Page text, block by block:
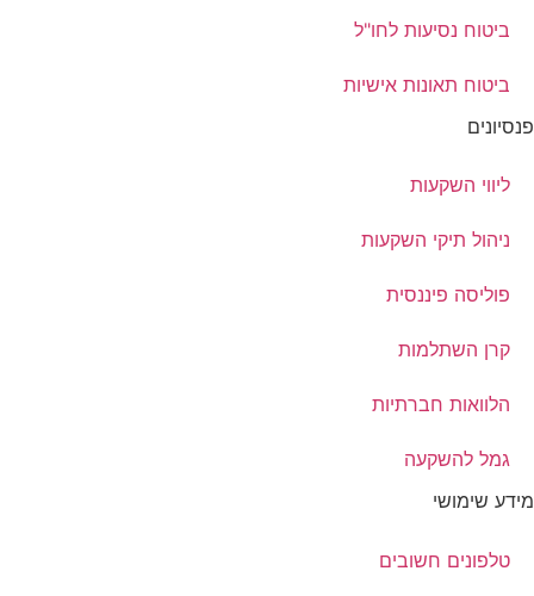
ביטוח נסיעות לחו"ל
ביטוח תאונות אישיות
פנסיונים
ליווי השקעות
ניהול תיקי השקעות
פוליסה פיננסית
קרן השתלמות
הלוואות חברתיות
גמל להשקעה
מידע שימושי
טלפונים חשובים